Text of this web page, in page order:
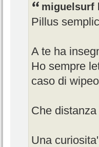
miguelsurf
Pillus
A te ha
Ho sempre
caso di
Che
Una